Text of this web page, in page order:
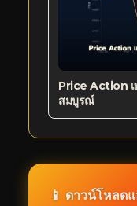
Price Action
สมบูรณ์
📱 ดาวน์โหล